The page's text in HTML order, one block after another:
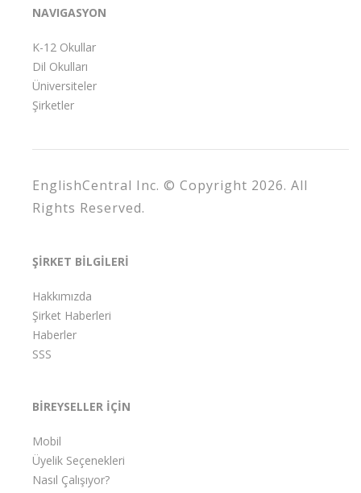
NAVIGASYON
K-12 Okullar
Dil Okulları
Üniversiteler
Şirketler
EnglishCentral Inc. © Copyright 2026. All
Rights Reserved.
ŞİRKET BİLGİLERİ
Hakkımızda
Şirket Haberleri
Haberler
SSS
BİREYSELLER İÇİN
Mobil
Üyelik Seçenekleri
Nasıl Çalışıyor?